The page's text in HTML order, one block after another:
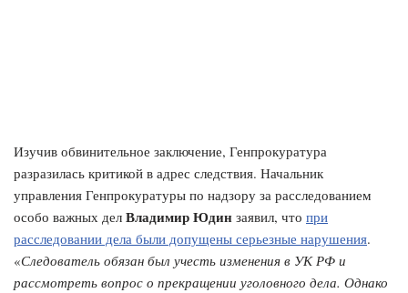
Изучив обвинительное заключение, Генпрокуратура
разразилась критикой в адрес следствия. Начальник
управления Генпрокуратуры по надзору за расследованием
особо важных дел Владимир Юдин заявил, что при
расследовании дела были допущены серьезные нарушения.
«Следователь обязан был учесть изменения в УК РФ и
рассмотреть вопрос о прекращении уголовного дела. Однако